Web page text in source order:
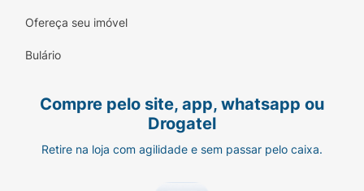
Ofereça seu imóvel
Bulário
Compre pelo site, app, whatsapp ou
Drogatel
Retire na loja com agilidade e sem passar pelo caixa.